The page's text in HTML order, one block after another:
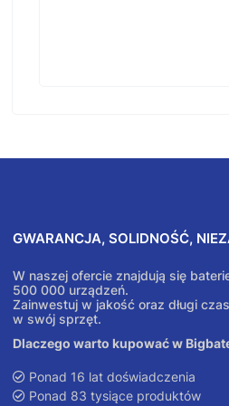
GWARANCJA, SOLIDNOŚĆ,
W naszej ofercie znajdują się
500 000 urządzeń.
Zainwestuj w jakość oraz długi
w swój sprzęt.
Dlaczego warto kupować w
Ponad 16 lat doświadczenia
Ponad 83 tysiące produktów